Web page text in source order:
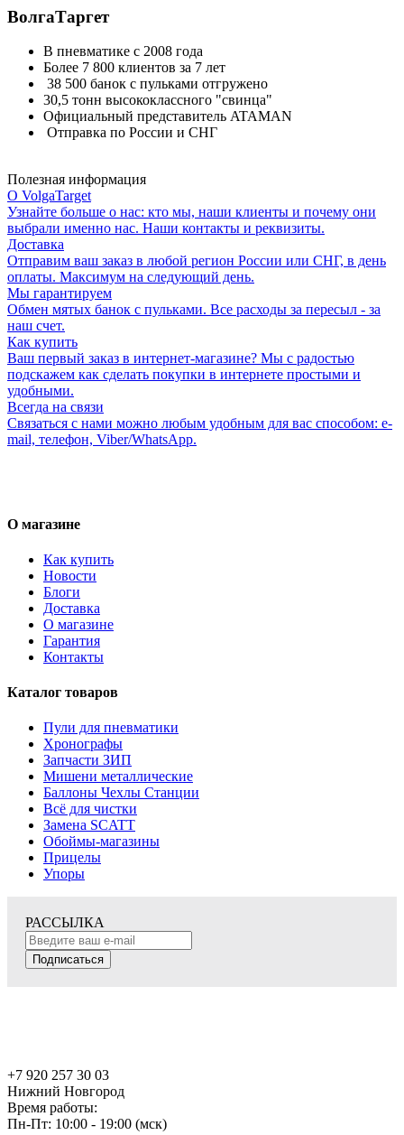
ВолгаТаргет
В пневматике с 2008 года
Более 7 800 клиентов за 7 лет
38 500 банок с пульками отгружено
30,5 тонн высококлассного "свинца"
Официальный представитель ATAMAN
Отправка по России и СНГ
Полезная информация
О VolgaTarget
Узнайте больше о нас: кто мы, наши клиенты и почему они
выбрали именно нас. Наши контакты и реквизиты.
Доставка
Отправим ваш заказ в любой регион России или СНГ, в день
оплаты. Максимум на следующий день.
Мы гарантируем
Обмен мятых банок с пульками. Все расходы за пересыл - за
наш счет.
Как купить
Ваш первый заказ в интернет-магазине? Мы с радостью
подскажем как сделать покупки в интернете простыми и
удобными.
Всегда на связи
Связаться с нами можно любым удобным для вас способом: e-
mail, телефон, Viber/WhatsApp.
О магазине
Как купить
Новости
Блоги
Доставка
О магазине
Гарантия
Контакты
Каталог товаров
Пули для пневматики
Хронографы
Запчасти ЗИП
Мишени металлические
Баллоны Чехлы Станции
Всё для чистки
Замена SCATT
Обоймы-магазины
Прицелы
Упоры
РАССЫЛКА
Подписаться
+7 920 257 30 03
Нижний Новгород
Время работы:
Пн-Пт: 10:00 - 19:00 (мск)